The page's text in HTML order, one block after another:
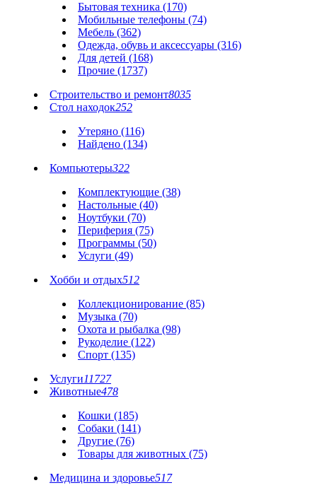
Бытовая техника (170)
Мобильные телефоны (74)
Мебель (362)
Одежда, обувь и аксессуары (316)
Для детей (168)
Прочие (1737)
Строительство и ремонт8035
Стол находок252
Утеряно (116)
Найдено (134)
Компьютеры322
Комплектующие (38)
Настольные (40)
Ноутбуки (70)
Периферия (75)
Программы (50)
Услуги (49)
Хобби и отдых512
Коллекционирование (85)
Музыка (70)
Охота и рыбалка (98)
Рукоделие (122)
Спорт (135)
Услуги11727
Животные478
Кошки (185)
Собаки (141)
Другие (76)
Товары для животных (75)
Медицина и здоровье517